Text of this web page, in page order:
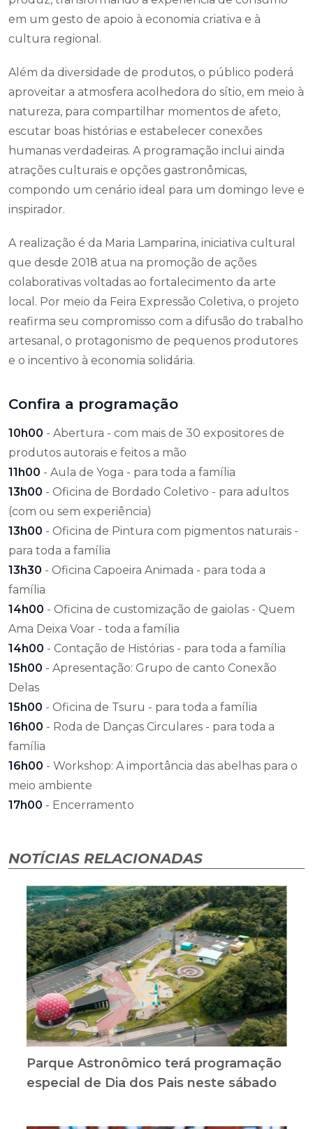
em um gesto de apoio à economia criativa e à
cultura regional.
Além da diversidade de produtos, o público poderá
aproveitar a atmosfera acolhedora do sítio, em meio à
natureza, para compartilhar momentos de afeto,
escutar boas histórias e estabelecer conexões
humanas verdadeiras. A programação inclui ainda
atrações culturais e opções gastronômicas,
compondo um cenário ideal para um domingo leve e
inspirador.
A realização é da Maria Lamparina, iniciativa cultural
que desde 2018 atua na promoção de ações
colaborativas voltadas ao fortalecimento da arte
local. Por meio da Feira Expressão Coletiva, o projeto
reafirma seu compromisso com a difusão do trabalho
artesanal, o protagonismo de pequenos produtores
e o incentivo à economia solidária.
Confira a programação
10h00 - Abertura - com mais de 30 expositores de
produtos autorais e feitos a mão
11h00 - Aula de Yoga - para toda a família
13h00 - Oficina de Bordado Coletivo - para adultos
(com ou sem experiência)
13h00 - Oficina de Pintura com pigmentos naturais -
para toda a família
13h30 - Oficina Capoeira Animada - para toda a
família
14h00 - Oficina de customização de gaiolas - Quem
Ama Deixa Voar - toda a família
14h00 - Contação de Histórias - para toda a família
15h00 - Apresentação: Grupo de canto Conexão
Delas
15h00 - Oficina de Tsuru - para toda a família
16h00 - Roda de Danças Circulares - para toda a
família
16h00 - Workshop: A importância das abelhas para o
meio ambiente
17h00 - Encerramento
NOTÍCIAS RELACIONADAS
Parque Astronômico terá programação
especial de Dia dos Pais neste sábado